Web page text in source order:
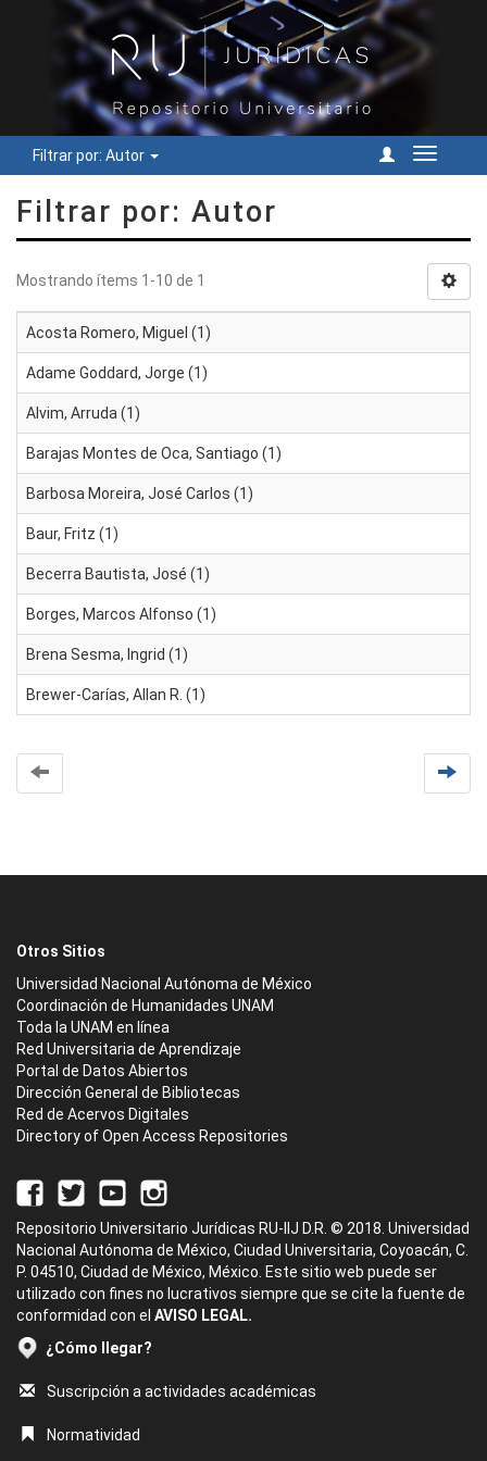
Filtrar por: Autor
Cambiar
Filtrar por: Autor
Mostrando ítems 1-10 de 1
Acosta Romero, Miguel (1)
Adame Goddard, Jorge (1)
Alvim, Arruda (1)
Barajas Montes de Oca, Santiago (1)
Barbosa Moreira, José Carlos (1)
Baur, Fritz (1)
Becerra Bautista, José (1)
Borges, Marcos Alfonso (1)
Brena Sesma, Ingrid (1)
Brewer-Carías, Allan R. (1)
Otros Sitios
Universidad Nacional Autónoma de México
Coordinación de Humanidades UNAM
Toda la UNAM en línea
Red Universitaria de Aprendizaje
Portal de Datos Abiertos
Dirección General de Bibliotecas
Red de Acervos Digitales
Directory of Open Access Repositories
Repositorio Universitario Jurídicas RU-IIJ D.R. © 2018. Universidad
Nacional Autónoma de México, Ciudad Universitaria, Coyoacán, C.
P. 04510, Ciudad de México, México. Este sitio web puede ser
utilizado con fines no lucrativos siempre que se cite la fuente de
conformidad con el AVISO LEGAL.
¿Cómo llegar?
Suscripción a actividades académicas
Normatividad